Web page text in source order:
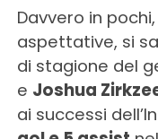
Davvero in
aspettative, si
di stagione del
e Joshua
ai successi